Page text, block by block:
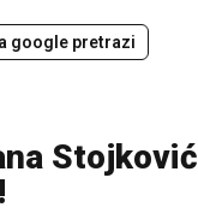
google pretrazi
Stojković